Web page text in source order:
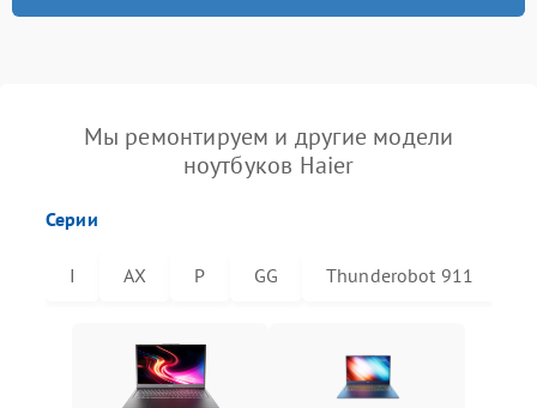
Мы ремонтируем и другие модели
ноутбуков Haier
Серии
I AX P GG Thunderobot 911